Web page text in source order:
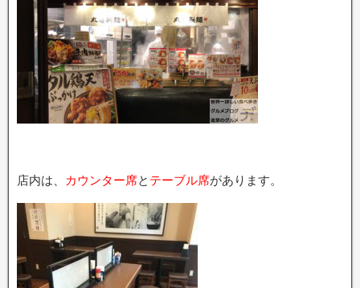
店内は、 カウンター席と テーブル席があります。